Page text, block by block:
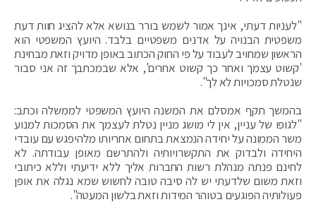
"לעניות דעתי, אינך אמור לשמש בורר בנושא אלא להציג חוות דעת
משפטית הבנויה על אדנים משפטיים בלבד. היועץ המשפטי הוא
הראשון שמחויב לעבוד על פי החוק הכתוב באופן מדויק וזאת מבחינת
'קשוט עצמך ואחר כך קשוט אחרים', אלא שבמכתבך זה אני סבור
שנטלת סמכויות לא לך".
בהמשך תקף אמסלם את המשנה היועץ המשפטי לממשלה וכתב:
"לגופו של עניין, אין לי מושג מניין נטלת לעצמך את הסמכות למנוע
משר הממונה על יחידה הנמצאת בתחום אחריותו מלהיפגש עם עובדי
היחידה ולבדוק את התקשרויותיה ולהתרשם מאופן עבודתה. לא
לחינם פנתה מנהלת רשות החברות אליך ללא ידיעתי וללא כיתובי
וזאת משום שלדעתי יש לה סיבה טובה לחשוש שמא נגלה את אופן
פעולותיה הפוגעים בטוהר המידות וזאת בלשון המעטה".